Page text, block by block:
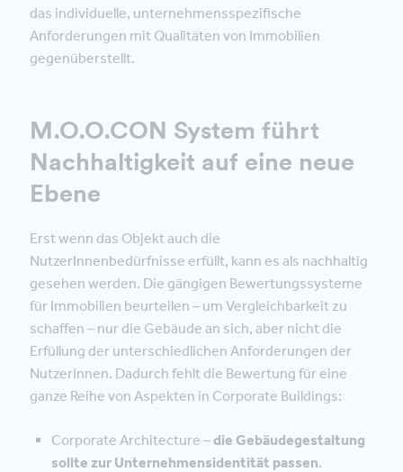
das individuelle, unternehmensspezifische
Anforderungen mit Qualitäten von Immobilien
gegenüberstellt.
M.O.O.CON System führt
Nachhaltigkeit auf eine neue
Ebene
Erst wenn das Objekt auch die
NutzerInnenbedürfnisse erfüllt, kann es als nachhaltig
gesehen werden. Die gängigen Bewertungssysteme
für Immobilien beurteilen – um Vergleichbarkeit zu
schaffen – nur die Gebäude an sich, aber nicht die
Erfüllung der unterschiedlichen Anforderungen der
NutzerInnen. Dadurch fehlt die Bewertung für eine
ganze Reihe von Aspekten in Corporate Buildings:
Corporate Architecture –die Gebäudegestaltung
sollte zur Unternehmensidentität passen.